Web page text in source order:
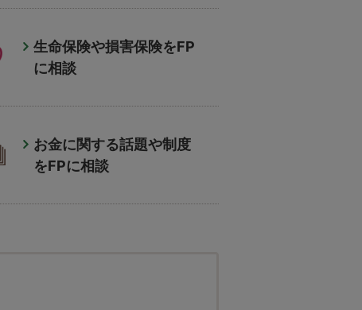
生命保険や損害保険をFP
に相談
お金に関する話題や制度
をFPに相談